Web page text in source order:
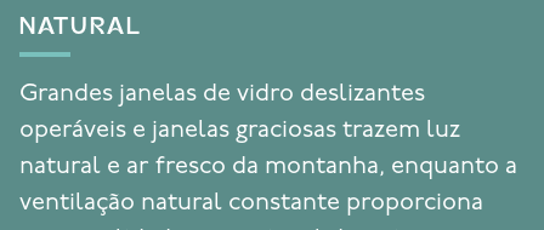
NATURAL
Grandes janelas de vidro deslizantes
operáveis e janelas graciosas trazem luz
natural e ar fresco da montanha, enquanto a
ventilação natural constante proporciona